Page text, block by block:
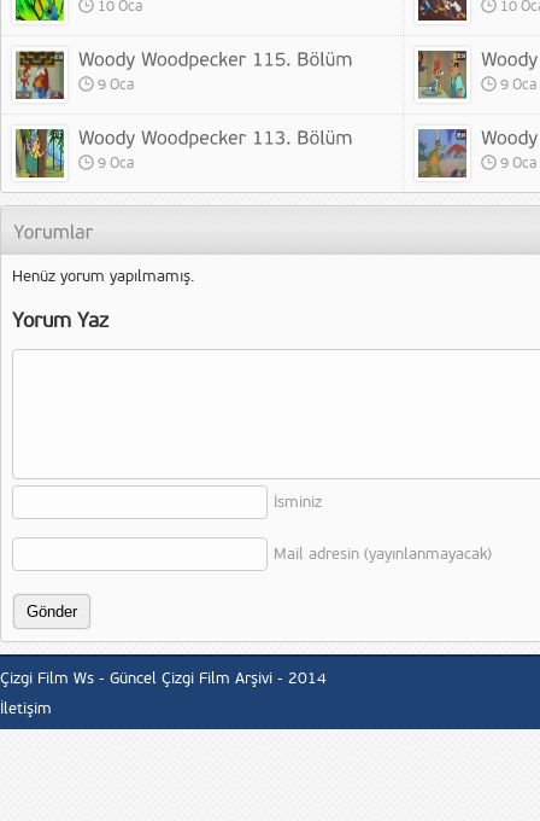
10 Oca 10
9 Oca 9 Oca
9 Oca 9 Oca
Henüz yorum yapılmamış.
Yorum Yaz
İsminiz
Mail adresin (yayınlanmayacak)
Çizgi Film Ws - Güncel Çizgi Film Arşivi - 2014
İletişim